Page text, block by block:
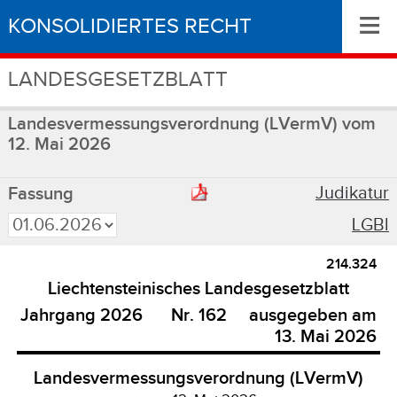
KONSOLIDIERTES RECHT
LANDESGESETZBLATT
≡
Landesvermessungsverordnung (LVermV) vom
12. Mai 2026
Fassung
Judikatur
LGBl